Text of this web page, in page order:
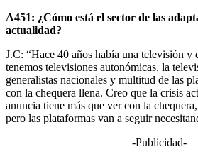
A451: ¿Cómo está el sector de las
actualidad?
J.C: “Hace 40 años había una televisión y
tenemos televisiones autonómicas, la
generalistas nacionales y multitud de las
con la chequera llena. Creo que la crisis
anuncia tiene más que ver con la
pero las plataformas van a seguir
-Publicidad-